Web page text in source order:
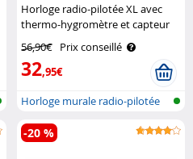
Horloge radio-pilotée XL avec
thermo-hygromètre et capteur
56,90€ Prix conseillé
32,95€
Horloge murale radio-pilotée
avec d..
-20 %